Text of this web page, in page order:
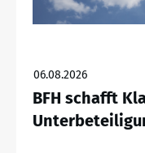
06.08.2026
BFH schafft